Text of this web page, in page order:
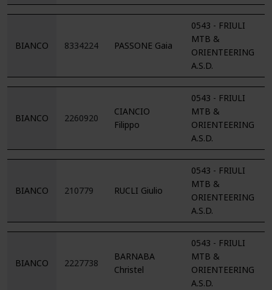
BIANCO 8334224 PASSONE Gaia
0543 - FRIULI
MTB &
ORIENTEERING
A.S.D.
BIANCO 2260920
CIANCIO
Filippo
0543 - FRIULI
MTB &
ORIENTEERING
A.S.D.
BIANCO 210779 RUCLI Giulio
0543 - FRIULI
MTB &
ORIENTEERING
A.S.D.
BIANCO 2227738
BARNABA
Christel
0543 - FRIULI
MTB &
ORIENTEERING
A.S.D.